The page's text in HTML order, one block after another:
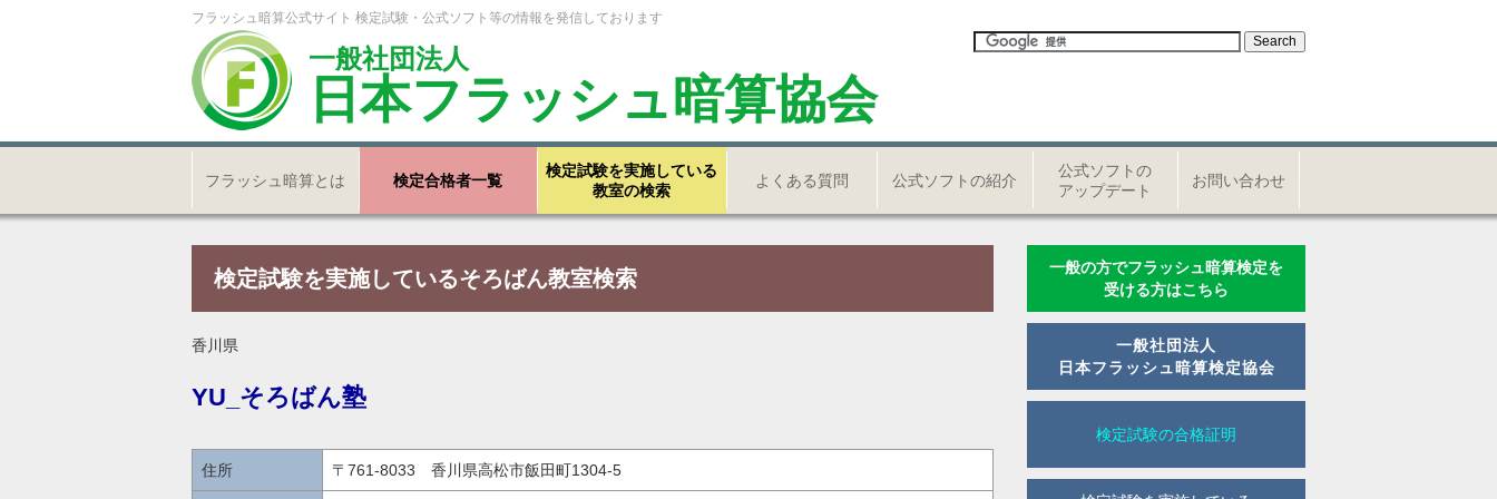
フラッシュ暗算公式サイト 検定試験・公式ソフト等の情報を発信しております
一般社団法人
日本フラッシュ暗算協会
フラッシュ暗算とは 検定合格者一覧
検定試験を実施している
教室の検索
よくある質問 公式ソフトの紹介
公式ソフトの
アップデート
お問い合わせ
検定試験を実施しているそろばん教室検索
香川県
YU_そろばん塾
住所 〒761-8033 香川県高松市飯田町1304-5
一般の方でフラッシュ暗算検定を
受ける方はこちら
一般社団法人
日本フラッシュ暗算検定協会
検定試験の合格証明